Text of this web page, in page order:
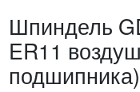
Шпиндель
ER11
подшипника)